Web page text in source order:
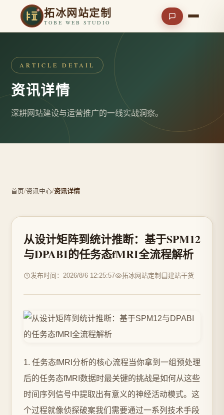
拓冰网站定制
TOBE WEB STUDIO
ARTICLE DETAIL
资讯详情
深耕网站建设与运营推广的一线实战洞察。
首页/资讯中心/资讯详情
从设计矩阵到统计推断：基于SPM12
与DPABI的任务态fMRI全流程解析
发布时间：2026/8/6 12:25:57 拓冰网站定制 建站干货
1. 任务态fMRI分析的核心流程当你拿到一组预处理
后的任务态fMRI数据时最关键的挑战是如何从这些
时间序列信号中提取出有意义的神经活动模式。这
个过程就像侦探破案我们需要通过一系列技术手段